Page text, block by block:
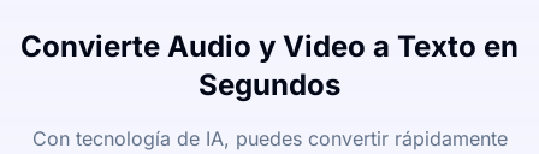
Convierte Audio y Video a Texto en
Segundos
Con tecnología de IA, puedes convertir rápidamente